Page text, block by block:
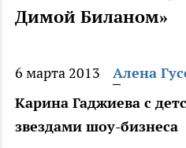
Димой Биланом»
6 марта 2013
Алена
Карина Гаджиева с
звездами шоу-бизнеса